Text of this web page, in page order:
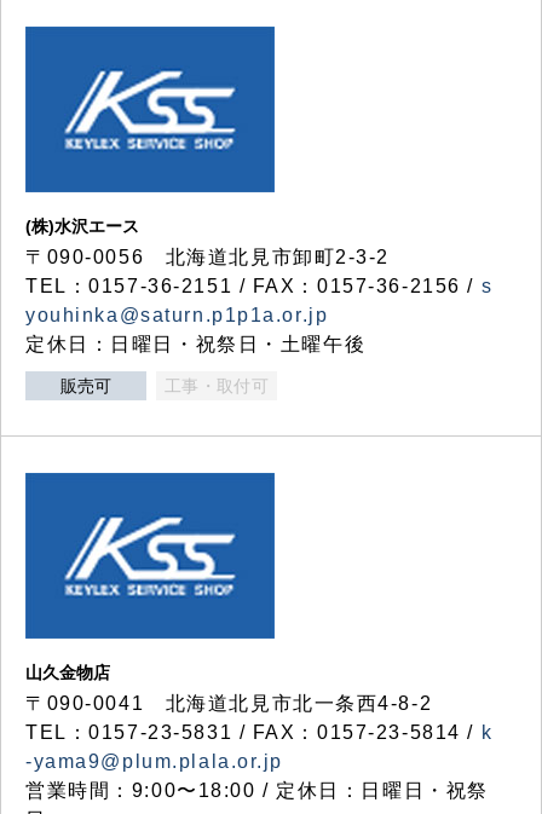
(株)水沢エース
〒090-0056 北海道北見市卸町2-3-2
TEL：0157-36-2151 / FAX：0157-36-2156 / s
youhinka@saturn.p1p1a.or.jp
定休日：日曜日・祝祭日・土曜午後
販売可 工事・取付可
山久金物店
〒090-0041 北海道北見市北一条西4-8-2
TEL：0157-23-5831 / FAX：0157-23-5814 / k
-yama9@plum.plala.or.jp
営業時間：9:00〜18:00 / 定休日：日曜日・祝祭